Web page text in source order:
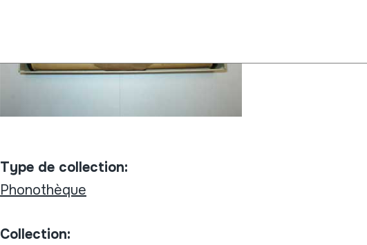
Type de collection:
Phonothèque
Collection: